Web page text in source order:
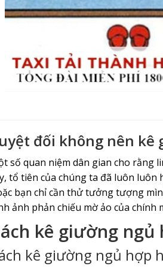
đối không nên kê
số quan niệm dân gian cho rằng
tổ tiên của chúng ta đã luôn luôn
bạn chỉ cần thử tưởng tượng
ảnh phản chiếu mờ ảo của chính
kê giường
kê giường ngủ hợp